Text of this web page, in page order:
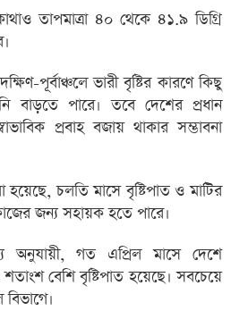
তাপমাত্রা ৪০ থেকে ৪১.৯ ডিগ্রি
পূর্বাঞ্চলে ভারী বৃষ্টির কারণে কিছু
বাড়তে পারে। তবে দেশের প্রধান
প্রবাহ বজায় থাকার সম্ভাবনা
হয়েছে, চলতি মাসে বৃষ্টিপাত ও মাটির
জন্য সহায়ক হতে পারে।
অনুযায়ী, গত এপ্রিল মাসে দেশে
বেশি বৃষ্টিপাত হয়েছে। সবচেয়ে